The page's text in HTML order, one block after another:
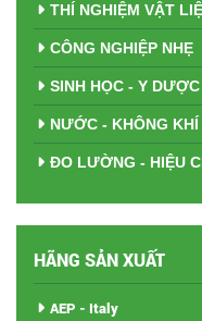
THÍ NGHIỆM VẬT
CÔNG NGHIỆP NHẸ
SINH HỌC - Y DƯỢC
NƯỚC - KHÔNG KHÍ
ĐO LƯỜNG - HIỆU
HÃNG SẢN XUẤT
AEP - Italy